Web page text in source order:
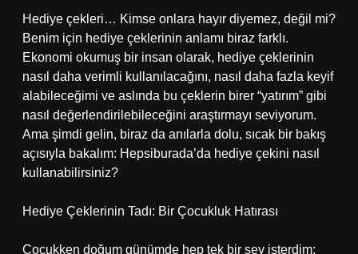
Hediye çekleri… Kimse onlara hayır diyemez, değil mi?
Benim için hediye çeklerinin anlamı biraz farklı.
Ekonomi okumuş bir insan olarak, hediye çeklerinin
nasıl daha verimli kullanılacağını, nasıl daha fazla keyif
alabileceğimi ve aslında bu çeklerin birer “yatırım” gibi
nasıl değerlendirilebileceğini araştırmayı seviyorum.
Ama şimdi gelin, biraz da anılarla dolu, sıcak bir bakış
açısıyla bakalım: Hepsiburada’da hediye çekini nasıl
kullanabilirsiniz?
Hediye Çeklerinin Tadı: Bir Çocukluk Hatırası
Çocukken doğum günümde hep tek bir şey isterdim: